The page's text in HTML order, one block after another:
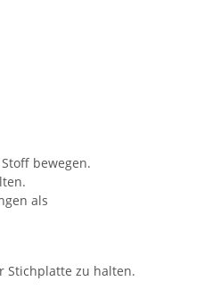
bewegen.
als
Stichplatte zu halten.